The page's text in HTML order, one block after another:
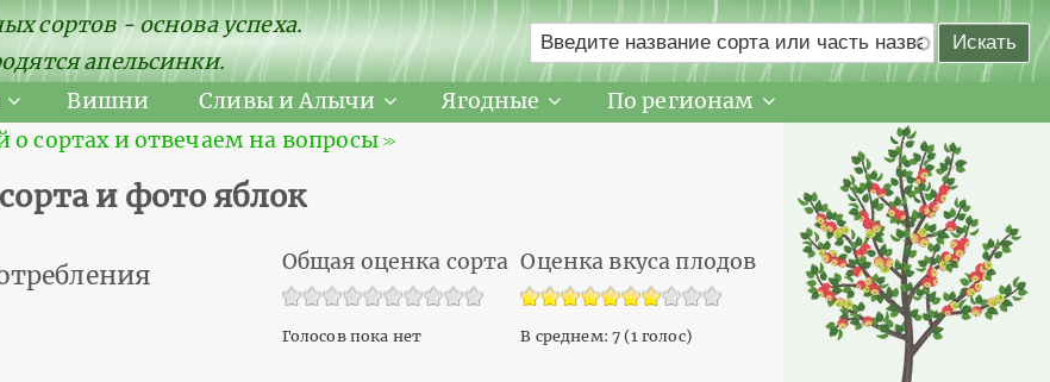
сортов - основа успеха.
апельсинки.
Вишни Сливы и Алычи Ягодные
По регионам
сортах и отвечаем на вопросы ≫
и фото яблок
Оценка вкуса плодов
В среднем:7 (1 голос)
Общая оценка сорта
Голосов пока нет